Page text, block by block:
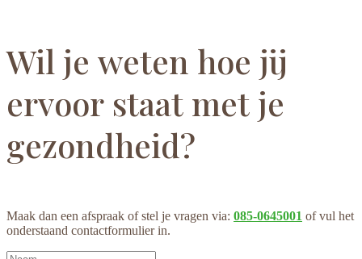
Wil je weten hoe jij
ervoor staat met je
gezondheid?
Maak dan een afspraak of stel je vragen via: 085-0645001 of vul het
onderstaand contactformulier in.